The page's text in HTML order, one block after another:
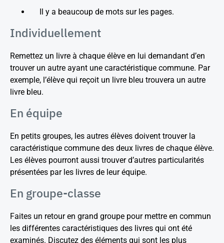
Il y a beaucoup de mots sur les pages.
Individuellement
Remettez un livre à chaque élève en lui demandant d’en
trouver un autre ayant une caractéristique commune. Par
exemple, l’élève qui reçoit un livre bleu trouvera un autre
livre bleu.
En équipe
En petits groupes, les autres élèves doivent trouver la
caractéristique commune des deux livres de chaque élève.
Les élèves pourront aussi trouver d’autres particularités
présentées par les livres de leur équipe.
En groupe-classe
Faites un retour en grand groupe pour mettre en commun
les différentes caractéristiques des livres qui ont été
examinés. Discutez des éléments qui sont les plus